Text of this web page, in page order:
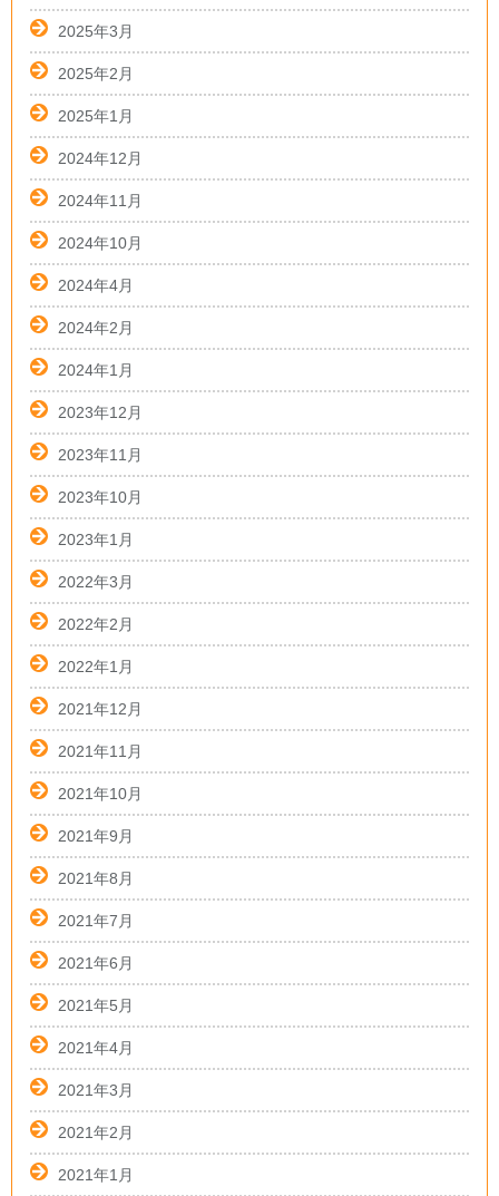
2025年3月
2025年2月
2025年1月
2024年12月
2024年11月
2024年10月
2024年4月
2024年2月
2024年1月
2023年12月
2023年11月
2023年10月
2023年1月
2022年3月
2022年2月
2022年1月
2021年12月
2021年11月
2021年10月
2021年9月
2021年8月
2021年7月
2021年6月
2021年5月
2021年4月
2021年3月
2021年2月
2021年1月